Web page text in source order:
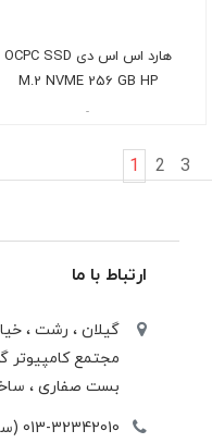
هارد اس اس دی OCPC SSD
M.2 NVME 256 GB HP
-
1 2 3
ارتباط با ما
گیلان ، رشت ،
مجتمع كامپيوتر
بست صفاری ،
013-32342010 (ساعت کاری 9 الی 20:30)